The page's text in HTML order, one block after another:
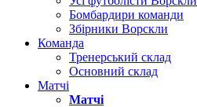
Бомбардири команди
Збірники Ворскли
Команда
Тренерський склад
Основний склад
Матчі
Матчі